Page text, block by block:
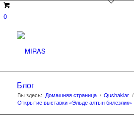
0
Блог
Вы здесь: Домашняя страница / Qushaklar /
Открытие выставки «Эльде алтын билезлик»